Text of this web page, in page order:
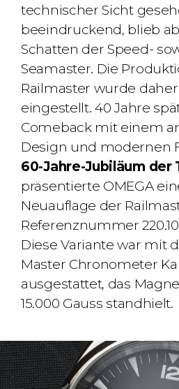
technischer Sicht
beeindruckend, blieb
Schatten der Speed-
Seamaster. Die
Railmaster wurde daher
eingestellt. 40 Jahre
Comeback mit einem
Design und modernen
60-Jahre-Jubiläum der
präsentierte OMEGA
Neuauflage der
Referenznummer
Diese Variante war mit
Master Chronometer
ausgestattet, das
15.000 Gauss standhielt.